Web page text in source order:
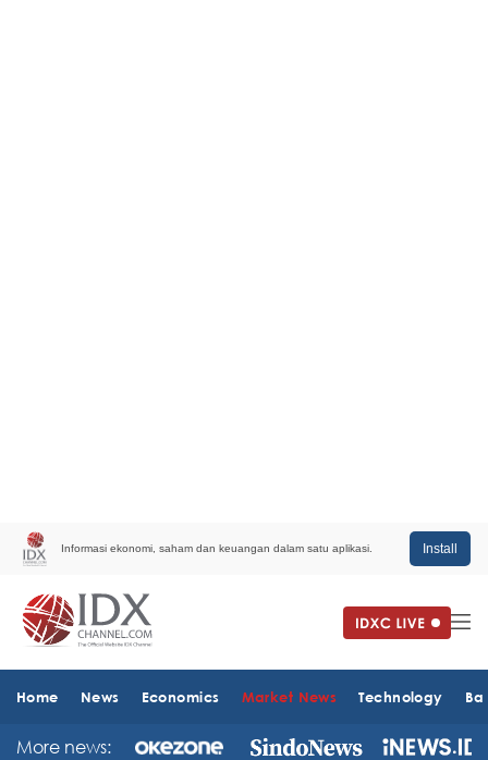
Informasi ekonomi, saham dan keuangan dalam satu aplikasi. Install
Home News Economics Market News Technology
More news: